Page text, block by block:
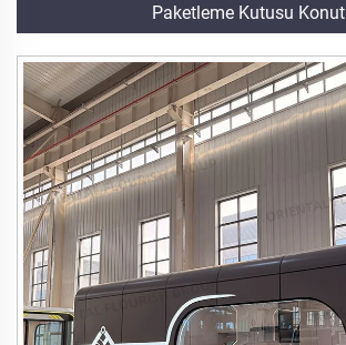
Paketleme Kutusu Konut